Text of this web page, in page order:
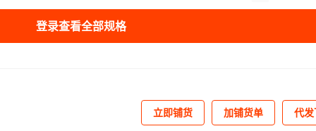
登录查看全部规格
立即铺货 加铺货单 代